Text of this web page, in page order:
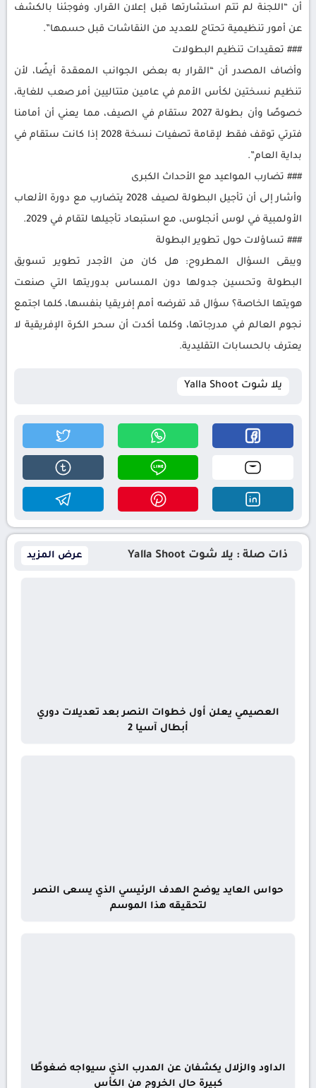
أن “اللجنة لم تتم استشارتها قبل إعلان القرار، وفوجئنا بالكشف
عن أمور تنظيمية تحتاج للعديد من النقاشات قبل حسمها”.
### تعقيدات تنظيم البطولات
وأضاف المصدر أن “القرار به بعض الجوانب المعقدة أيضًا، لأن
تنظيم نسختين لكأس الأمم في عامين متتاليين أمر صعب للغاية،
خصوصًا وأن بطولة 2027 ستقام في الصيف، مما يعني أن أمامنا
فترتي توقف فقط لإقامة تصفيات نسخة 2028 إذا كانت ستقام في
بداية العام”.
### تضارب المواعيد مع الأحداث الكبرى
وأشار إلى أن تأجيل البطولة لصيف 2028 يتضارب مع دورة الألعاب
الأولمبية في لوس أنجلوس، مع استبعاد تأجيلها لتقام في 2029.
### تساؤلات حول تطوير البطولة
ويبقى السؤال المطروح: هل كان من الأجدر تطوير تسويق
البطولة وتحسين جدولها دون المساس بدوريتها التي صنعت
هويتها الخاصة؟ سؤال قد تفرضه أمم إفريقيا بنفسها، كلما اجتمع
نجوم العالم في مدرجاتها، وكلما أكدت أن سحر الكرة الإفريقية لا
يعترف بالحسابات التقليدية.
يلا شوت Yalla Shoot
ذات صلة : يلا شوت Yalla Shoot عرض المزيد
العصيمي يعلن أول خطوات النصر بعد تعديلات دوري
أبطال آسيا 2
حواس العايد يوضح الهدف الرئيسي الذي يسعى النصر
لتحقيقه هذا الموسم
الداود والزلال يكشفان عن المدرب الذي سيواجه ضغوطًا
كبيرة حال الخروج من الكأس